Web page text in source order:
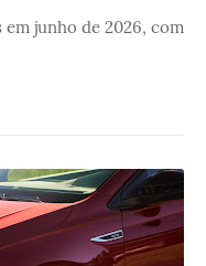
junho de 2026, com